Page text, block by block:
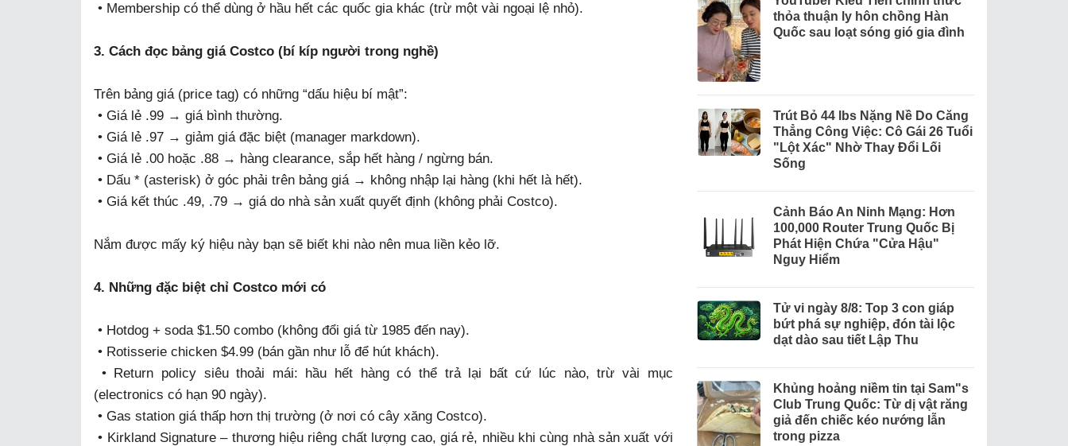
• Membership có thể dùng ở hầu hết các quốc gia khác (trừ một vài ngoại lệ nhỏ).
3. Cách đọc bảng giá Costco (bí kíp người trong nghề)
Trên bảng giá (price tag) có những “dấu hiệu bí mật”:
• Giá lẻ .99 → giá bình thường.
• Giá lẻ .97 → giảm giá đặc biệt (manager markdown).
• Giá lẻ .00 hoặc .88 → hàng clearance, sắp hết hàng / ngừng bán.
• Dấu * (asterisk) ở góc phải trên bảng giá → không nhập lại hàng (khi hết là hết).
• Giá kết thúc .49, .79 → giá do nhà sản xuất quyết định (không phải Costco).
Nắm được mấy ký hiệu này bạn sẽ biết khi nào nên mua liền kẻo lỡ.
4. Những đặc biệt chỉ Costco mới có
• Hotdog + soda $1.50 combo (không đổi giá từ 1985 đến nay).
• Rotisserie chicken $4.99 (bán gần như lỗ để hút khách).
• Return policy siêu thoải mái: hầu hết hàng có thể trả lại bất cứ lúc nào, trừ vài mục
(electronics có hạn 90 ngày).
• Gas station giá thấp hơn thị trường (ở nơi có cây xăng Costco).
• Kirkland Signature – thương hiệu riêng chất lượng cao, giá rẻ, nhiều khi cùng nhà sản xuất với
thỏa thuận ly hôn chồng Hàn
Quốc sau loạt sóng gió gia đình
Trút Bỏ 44 lbs Nặng Nề Do Căng
Thẳng Công Việc: Cô Gái 26 Tuổi
"Lột Xác" Nhờ Thay Đổi Lối
Sống
Cảnh Báo An Ninh Mạng: Hơn
100,000 Router Trung Quốc Bị
Phát Hiện Chứa "Cửa Hậu"
Nguy Hiểm
Tử vi ngày 8/8: Top 3 con giáp
bứt phá sự nghiệp, đón tài lộc
dạt dào sau tiết Lập Thu
Khủng hoảng niềm tin tại Sam"s
Club Trung Quốc: Từ dị vật răng
giả đến chiếc kéo nướng lẫn
trong pizza